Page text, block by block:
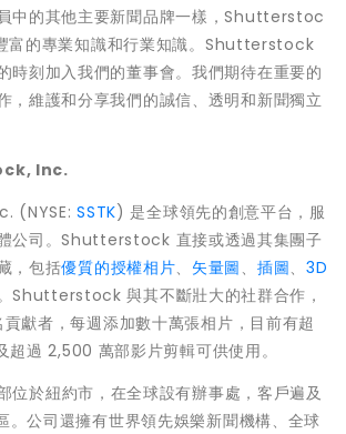
中的其他主要新聞品牌一樣，Shutterstoc
富的專業知識和行業知識。Shutterstock
時刻加入我們的董事會。我們期待在重要的
，維護和分享我們的誠信、透明和新聞獨立
Inc.
(NYSE:SSTK) 是全球領先的創意平台，服
公司。Shutterstock 直接或透過其集團子
，包括優質的授權相片、 矢量圖 、 插圖、 3D
Shutterstock 與其不斷壯大的社群合作，
獻者，每週添加數十萬張相片，目前有超
過 2,500 萬部影片剪輯可供使用。
於紐約市，在全球設有辦事處，客戶遍及
。公司還擁有世界領先娛樂新聞機構、全球